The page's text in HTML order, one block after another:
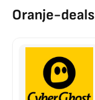
Oranje-deals